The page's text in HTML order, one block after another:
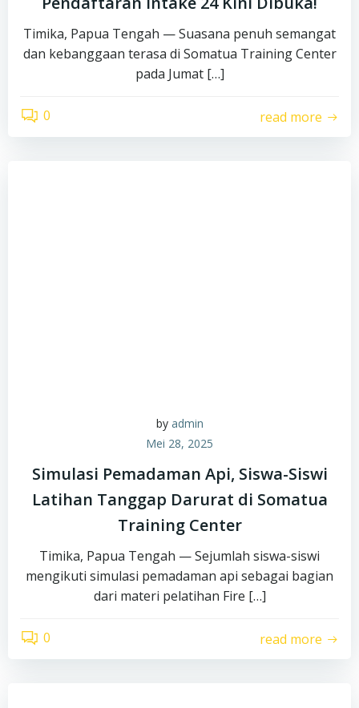
Timika, Papua Tengah — Suasana penuh semangat
dan kebanggaan terasa di Somatua Training Center
pada Jumat […]
0 read more
by admin
Mei 28, 2025
Simulasi Pemadaman Api, Siswa-Siswi
Latihan Tanggap Darurat di Somatua
Training Center
Timika, Papua Tengah — Sejumlah siswa-siswi
mengikuti simulasi pemadaman api sebagai bagian
dari materi pelatihan Fire […]
0 read more